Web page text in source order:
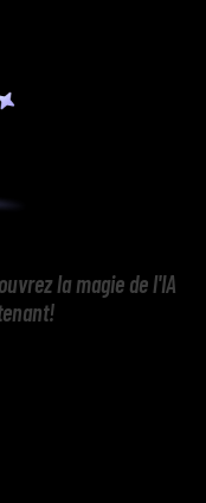
la magie de l'IA